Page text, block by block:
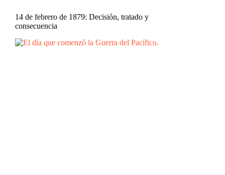
14 de febrero de 1879: Decisión, tratado y
consecuencia